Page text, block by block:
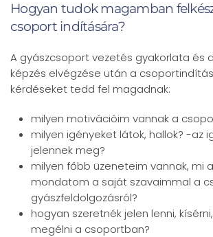
Hogyan tudok magamban
csoport indítására?
A gyászcsoport vezetés gyakorlata és
képzés elvégzése után a
kérdéseket tedd fel magadnak:
milyen motivációim vannak a
milyen igényeket látok, hallok? -az
jelennek meg?
milyen főbb üzeneteim vannak, mi
mondatom a saját szavaimmal a
gyászfeldolgozásról?
hogyan szeretnék jelen lenni,
megélni a csoportban?